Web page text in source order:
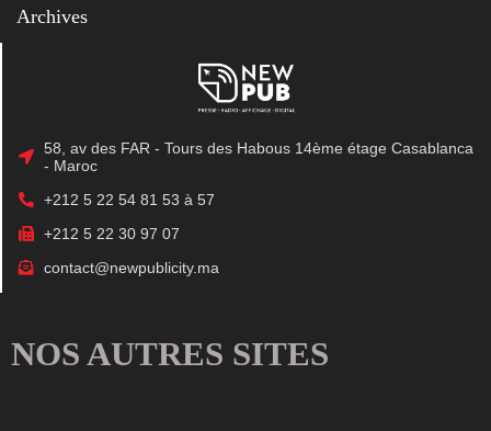
Archives
58, av des FAR - Tours des Habous 14ème étage Casablanca
- Maroc
+212 5 22 54 81 53 à 57
+212 5 22 30 97 07
contact@newpublicity.ma
NOS AUTRES SITES